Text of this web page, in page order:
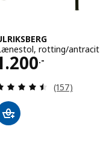
rotting/antracit
.-
1200.-
Anmeld: 4.5
(157)